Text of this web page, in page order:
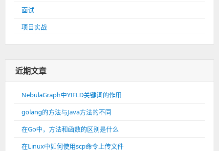
面试
项目实战
近期文章
NebulaGraph中YIELD关键词的作用
golang的方法与Java方法的不同
在Go中，方法和函数的区别是什么
在Linux中如何使用scp命令上传文件